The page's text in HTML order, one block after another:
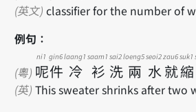
(英文) classifier for the number of
例句：
(粵) 呢
ni1
件
gin6
冷
laang1
衫
saam1
洗
sai2
兩
loeng5
水
seoi2
就
zau6
縮
suk1
(英) This sweater shrinks after two